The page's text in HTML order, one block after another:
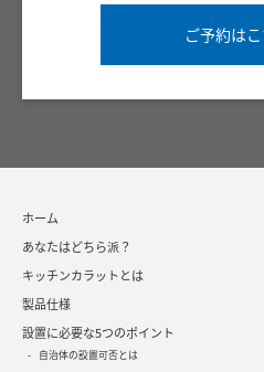
ご予約は
ホーム
あなたはどちら派？
キッチンカラットとは
製品仕様
設置に必要な5つのポイント
自治体の設置可否とは